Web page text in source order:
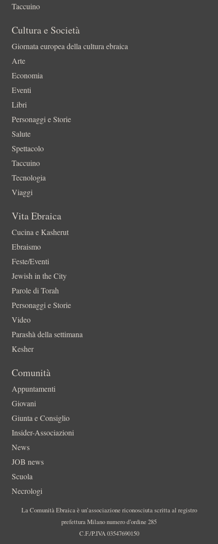
Taccuino
Cultura e Società
Giornata europea della cultura ebraica
Arte
Economia
Eventi
Libri
Personaggi e Storie
Salute
Spettacolo
Taccuino
Tecnologia
Viaggi
Vita Ebraica
Cucina e Kasherut
Ebraismo
Feste/Eventi
Jewish in the City
Parole di Torah
Personaggi e Storie
Video
Parashà della settimana
Kesher
Comunità
Appuntamenti
Giovani
Giunta e Consiglio
Insider-Associazioni
News
JOB news
Scuola
Necrologi
La Comunità Ebraica è un’associazione riconosciuta scritta al registro
prefettura Milano numero d’ordine 285
C.F./P.IVA 03547690150